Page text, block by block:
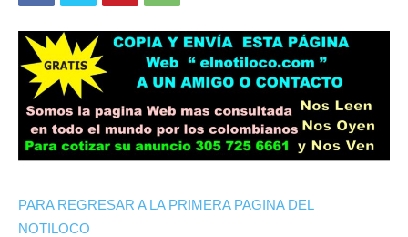
PARA REGRESAR A LA PRIMERA PAGINA DEL
NOTILOCO